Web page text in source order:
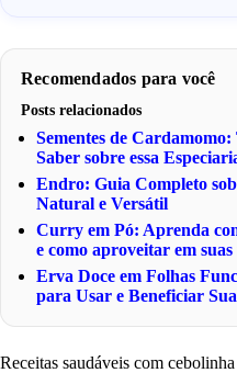
Recomendados para você
Posts relacionados
Sementes de
Saber sobre essa
Endro: Guia Completo
Natural e Versátil
Curry em Pó: Aprenda
e como aproveitar em suas
Erva Doce em Folhas
para Usar e Beneficiar
Receitas saudáveis com